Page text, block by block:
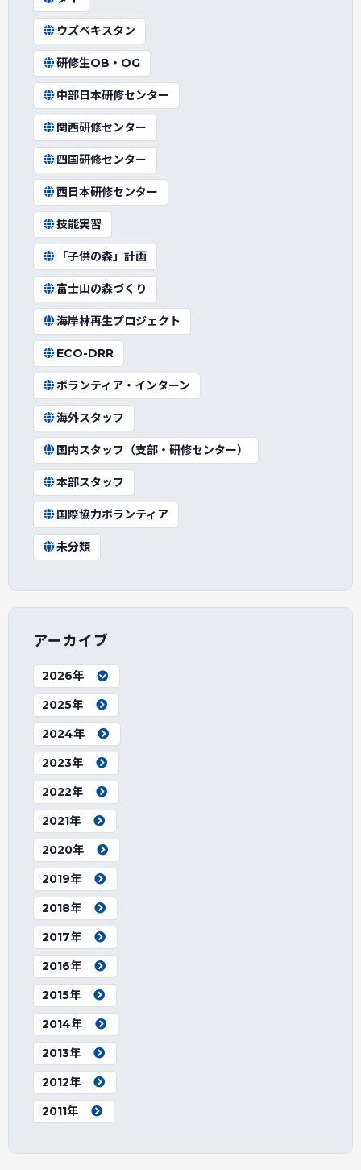
ウズベキスタン
研修生OB・OG
中部日本研修センター
関西研修センター
四国研修センター
西日本研修センター
技能実習
「子供の森」計画
富士山の森づくり
海岸林再生プロジェクト
ECO-DRR
ボランティア・インターン
海外スタッフ
国内スタッフ（支部・研修センター）
本部スタッフ
国際協力ボランティア
未分類
アーカイブ
2026年
2025年
2024年
2023年
2022年
2021年
2020年
2019年
2018年
2017年
2016年
2015年
2014年
2013年
2012年
2011年